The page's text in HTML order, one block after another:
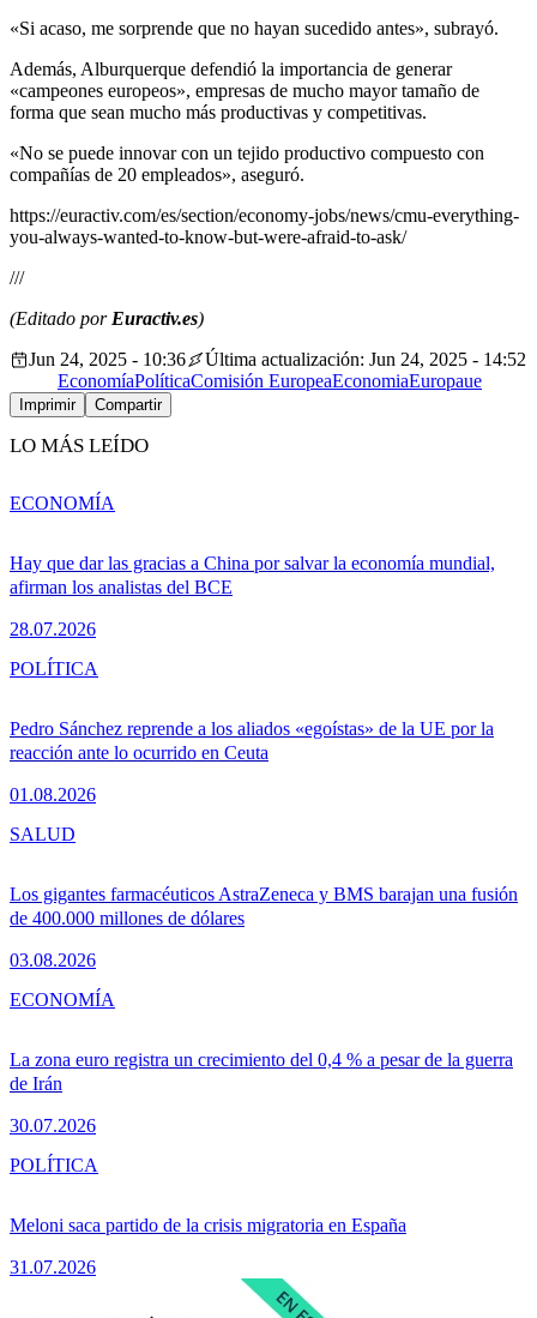
«Si acaso, me sorprende que no hayan sucedido antes», subrayó.
Además, Alburquerque defendió la importancia de generar
«campeones europeos», empresas de mucho mayor tamaño de
forma que sean mucho más productivas y competitivas.
«No se puede innovar con un tejido productivo compuesto con
compañías de 20 empleados», aseguró.
https://euractiv.com/es/section/economy-jobs/news/cmu-everything-
you-always-wanted-to-know-but-were-afraid-to-ask/
///
(Editado por Euractiv.es)
Jun 24, 2025 - 10:36
Última actualización: Jun 24, 2025 - 14:52
EconomíaPolíticaComisión EuropeaEconomiaEuropaue
Imprimir Compartir
LO MÁS LEÍDO
Hay que dar las gracias a China por salvar la economía mundial,
afirman los analistas del BCE
28.07.2026
ECONOMÍA
Pedro Sánchez reprende a los aliados «egoístas» de la UE por la
reacción ante lo ocurrido en Ceuta
01.08.2026
POLÍTICA
Los gigantes farmacéuticos AstraZeneca y BMS barajan una fusión
de 400.000 millones de dólares
03.08.2026
SALUD
La zona euro registra un crecimiento del 0,4 % a pesar de la guerra
de Irán
30.07.2026
ECONOMÍA
Meloni saca partido de la crisis migratoria en España
31.07.2026
POLÍTICA